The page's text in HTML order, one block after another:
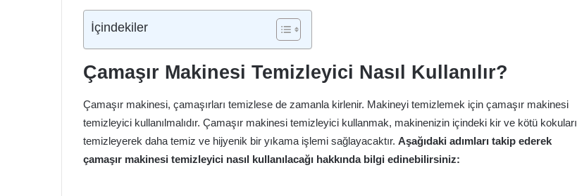
İçindekiler
Çamaşır Makinesi Temizleyici Nasıl Kullanılır?
Çamaşır makinesi, çamaşırları temizlese de zamanla kirlenir. Makineyi temizlemek için çamaşır makinesi
temizleyici kullanılmalıdır. Çamaşır makinesi temizleyici kullanmak, makinenizin içindeki kir ve kötü kokuları
temizleyerek daha temiz ve hijyenik bir yıkama işlemi sağlayacaktır. Aşağıdaki adımları takip ederek
çamaşır makinesi temizleyici nasıl kullanılacağı hakkında bilgi edinebilirsiniz: